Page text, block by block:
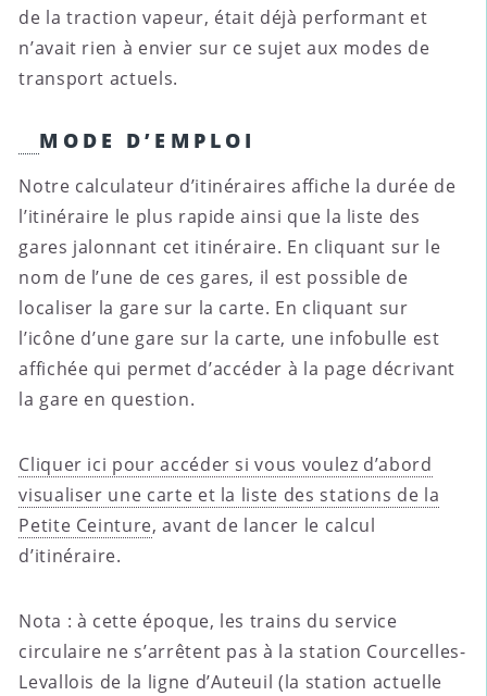
de la traction vapeur, était déjà performant et
n’avait rien à envier sur ce sujet aux modes de
transport actuels.
MODE D’EMPLOI
Notre calculateur d’itinéraires affiche la durée de
l’itinéraire le plus rapide ainsi que la liste des
gares jalonnant cet itinéraire. En cliquant sur le
nom de l’une de ces gares, il est possible de
localiser la gare sur la carte. En cliquant sur
l’icône d’une gare sur la carte, une infobulle est
affichée qui permet d’accéder à la page décrivant
la gare en question.
Cliquer ici pour accéder si vous voulez d’abord
visualiser une carte et la liste des stations de la
Petite Ceinture, avant de lancer le calcul
d’itinéraire.
Nota : à cette époque, les trains du service
circulaire ne s’arrêtent pas à la station Courcelles-
Levallois de la ligne d’Auteuil (la station actuelle